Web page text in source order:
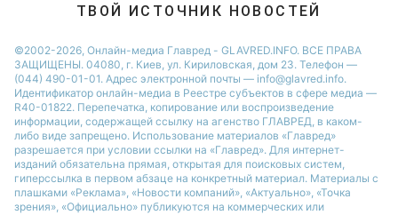
ТВОЙ ИСТОЧНИК НОВОСТЕЙ
©2002-2026, Онлайн-медиа Главред - GLAVRED.INFO. ВСЕ ПРАВА
ЗАЩИЩЕНЫ. 04080, г. Киев, ул. Кириловская, дом 23. Телефон —
(044) 490-01-01. Адрес электронной почты — info@glavred.info.
Идентификатор онлайн-медиа в Реестре cубъектов в сфере медиа —
R40-01822. Перепечатка, копирование или воспроизведение
информации, содержащей ссылку на агенство ГЛАВРЕД, в каком-
либо виде запрещено. Использование материалов «Главред»
разрешается при условии ссылки на «Главред». Для интернет-
изданий обязательна прямая, открытая для поисковых систем,
гиперссылка в первом абзаце на конкретный материал. Материалы с
плашками «Реклама», «Новости компаний», «Актуально», «Точка
зрения», «Официально» публикуются на коммерческих или